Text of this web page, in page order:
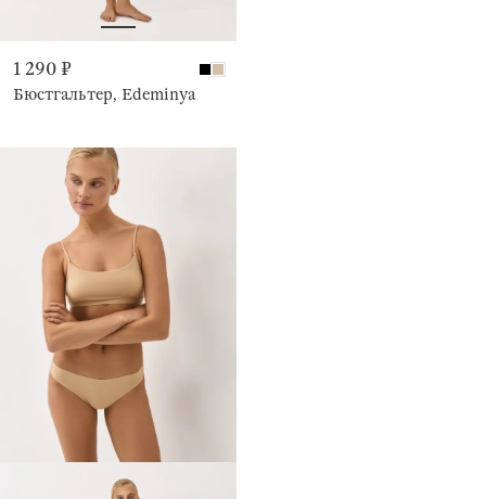
1 290 ₽
Бюстгальтер, Edeminya